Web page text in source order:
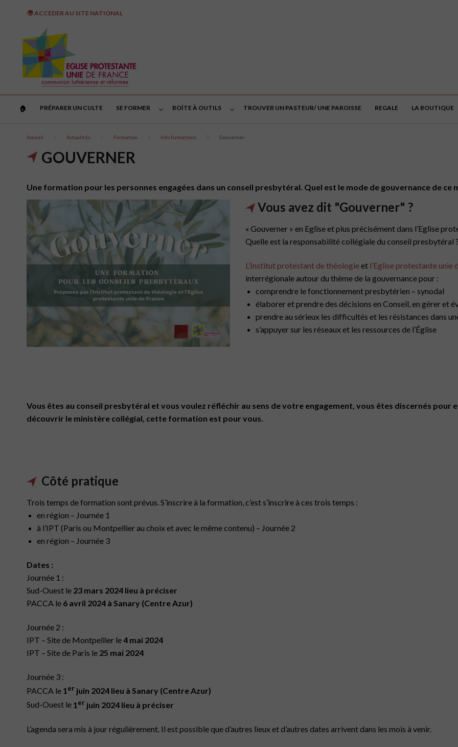
🌍 ACCEDER AU SITE NATIONAL
🏠︎ PRÉPARER UN CULTE SE FORMER BOÎTE À OUTILS TROUVER UN PASTEUR/ UNE PAROISSE REGALE LA BOUTIQUE
Accueil Actualités Formation Info formations Gouverner
GOUVERNER
Une formation pour les personnes engagées dans un conseil presbytéral. Quel est le mode de gouvernance de ce
Vous avez dit "Gouverner" ?
« Gouverner » en Eglise et plus précisément dans l’Eglise
Quelle est la responsabilité collégiale du conseil presbytéral
L’Institut protestant de théologieet l’Eglise protestante unie
interrégionale autour du thème de la gouvernance pour :
comprendre le fonctionnement presbytérien – synodal
élaborer et prendre des décisions en Conseil, en gérer et
prendre au sérieux les difficultés et les résistances dans
s’appuyer sur les réseaux et les ressources de l’Église
Vous êtes au conseil presbytéral et vous voulez réfléchir au sens de votre engagement, vous êtes discernés
découvrir le ministère collégial, cette formation est pour vous.
Côté pratique
Trois temps de formation sont prévus. S’inscrire à la formation, c’est s’inscrire à ces trois temps :
en région – Journée 1
à l’IPT (Paris ou Montpellier au choix et avec le même contenu) – Journée 2
en région – Journée 3
Dates :
Journée 1 :
Sud-Ouest le 23 mars 2024 lieu à préciser
PACCA le 6 avril 2024 à Sanary (Centre Azur)
Journée 2 :
IPT – Site de Montpellier le4 mai 2024
IPT – Site de Paris le 25 mai 2024
Journée 3 :
PACCA le 1er juin 2024 lieu à Sanary (Centre Azur)
Sud-Ouest le 1 er juin 2024 lieu à préciser
L’agenda sera mis à jour régulièrement. Il est possible que d’autres lieux et d’autres dates arrivent dans les mois à venir.